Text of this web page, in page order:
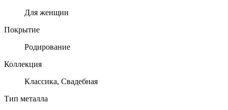
Для женщин
Покрытие
Родирование
Коллекция
Классика, Свадебная
Тип металла